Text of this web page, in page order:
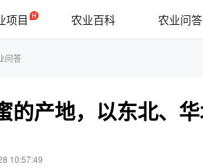
项目 农业百科 农业问答
问答
的产地，以东北、
10:57:49